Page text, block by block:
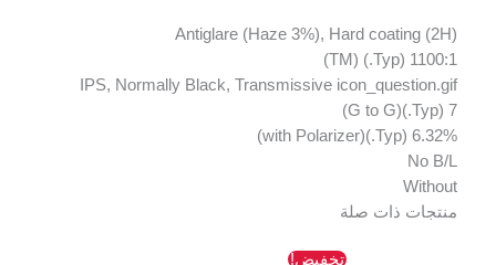
Antiglare (Haze 3%), Hard coating (2H)
1100:1 (Typ.) (TM)
IPS, Normally Black, Transmissive icon_question.gif
7 (Typ.)(G to G)
6.32% (Typ.)(with Polarizer)
No B/L
Without
منتجات ذات صلة
تخفيض!
السعر